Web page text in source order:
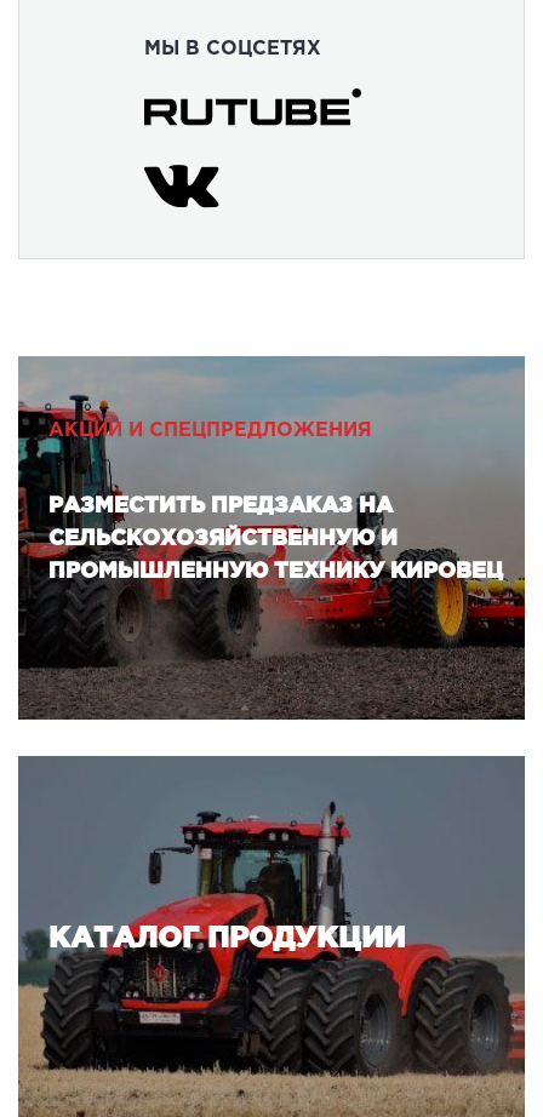
МЫ В СОЦСЕТЯХ
АКЦИИ И СПЕЦПРЕДЛОЖЕНИЯ
РАЗМЕСТИТЬ ПРЕДЗАКАЗ НА
СЕЛЬСКОХОЗЯЙСТВЕННУЮ И
ПРОМЫШЛЕННУЮ ТЕХНИКУ КИРОВЕЦ
КАТАЛОГ ПРОДУКЦИИ